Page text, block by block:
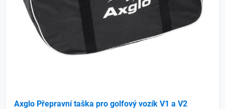
Axglo Přepravní taška pro golfový vozík V1 a V2